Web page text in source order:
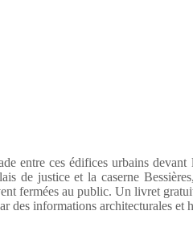
entre ces édifices urbains devant
de justice et la caserne
fermées au public. Un livret
des informations architecturales et